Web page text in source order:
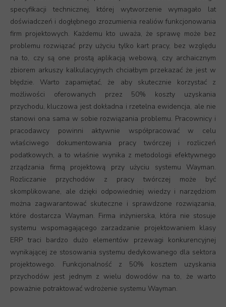
specyfikacji technicznej, której wytworzenie wymagało lat
doświadczeń i dogłębnego zrozumienia realiów funkcjonowania
firm projektowych. Każdemu kto uważa, że sprawę może bez
problemu rozwiązać przy użyciu tylko kart pracy, bez względu
na to, czy są one prostą aplikacją webową, czy archaicznym
zbiorem arkuszy kalkulacyjnych chciałbym przekazać że jest w
błędzie. Warto zapamiętać, że aby skutecznie korzystać z
możliwości oferowanych przez 50% koszty uzyskania
przychodu, kluczowa jest dokładna i rzetelna ewidencja, ale nie
stanowi ona sama w sobie rozwiązania problemu. Pracownicy i
pracodawcy powinni aktywnie współpracować w celu
właściwego dokumentowania pracy twórczej i rozliczeń
podatkowych, a to właśnie wynika z metodologii efektywnego
zrządzania firmą projektową przy użyciu systemu Wayman.
Rozliczanie przychodów z pracy twórczej może być
skomplikowane, ale dzięki odpowiedniej wiedzy i narzędziom
można zagwarantować skuteczne i sprawdzone rozwiązania,
które dostarcza Wayman. Firma inżynierska, która nie stosuje
systemu wspomagającego zarzadzanie projektowaniem klasy
ERP traci bardzo dużo elementów przewagi konkurencyjnej
wynikającej ze stosowania systemu dedykowanego dla sektora
projektowego. Funkcjonalność z 50% kosztem uzyskania
przychodów jest jednym z wielu dowodów na to, że warto
poważnie potraktować wdrożenie systemu Wayman.